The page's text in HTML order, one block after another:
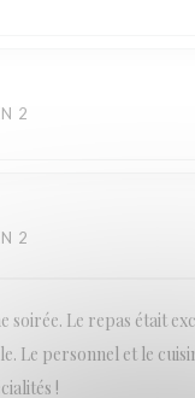
2
2
soirée. Le repas était
Le personnel et le
!